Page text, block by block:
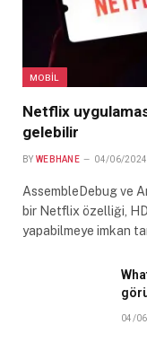
MOBIL
Netflix
gelebilir
BY WEBHANE 04/06/2024
AssembleDebug ve
bir Netflix özelliği,
yapabilmeye imkan
04/